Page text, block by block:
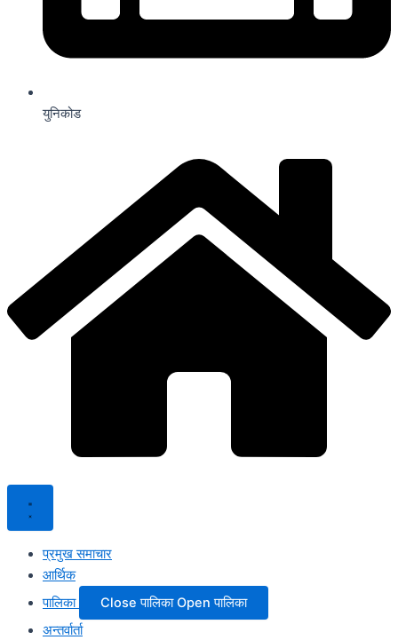
युनिकोड
प्रमुख समाचार
आर्थिक
पालिका
Close पालिका Open पालिका
अन्तर्वार्ता